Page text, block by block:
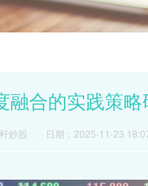
融合的实践策略
炒股 日期：2025-11-23